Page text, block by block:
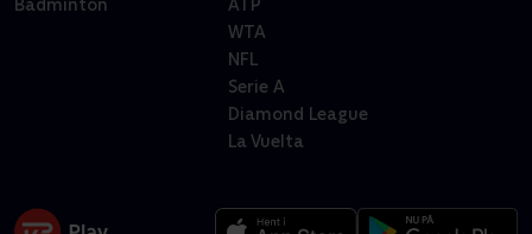
Badminton
ATP
WTA
NFL
Serie A
Diamond League
La Vuelta